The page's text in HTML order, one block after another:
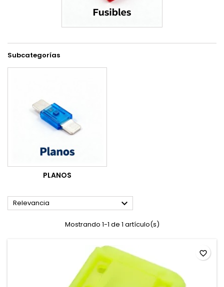
Subcategorías
PLANOS
Relevancia 
Mostrando 1-1 de 1 artículo(s)
favorite_border